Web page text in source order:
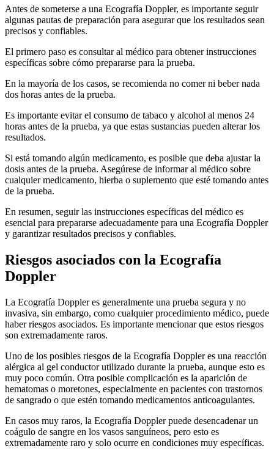
Antes de someterse a una Ecografía Doppler, es importante seguir
algunas pautas de preparación para asegurar que los resultados sean
precisos y confiables.
El primero paso es consultar al médico para obtener instrucciones
específicas sobre cómo prepararse para la prueba.
En la mayoría de los casos, se recomienda no comer ni beber nada
dos horas antes de la prueba.
Es importante evitar el consumo de tabaco y alcohol al menos 24
horas antes de la prueba, ya que estas sustancias pueden alterar los
resultados.
Si está tomando algún medicamento, es posible que deba ajustar la
dosis antes de la prueba. Asegúrese de informar al médico sobre
cualquier medicamento, hierba o suplemento que esté tomando antes
de la prueba.
En resumen, seguir las instrucciones específicas del médico es
esencial para prepararse adecuadamente para una Ecografía Doppler
y garantizar resultados precisos y confiables.
Riesgos asociados con la Ecografía
Doppler
La Ecografía Doppler es generalmente una prueba segura y no
invasiva, sin embargo, como cualquier procedimiento médico, puede
haber riesgos asociados. Es importante mencionar que estos riesgos
son extremadamente raros.
Uno de los posibles riesgos de la Ecografía Doppler es una reacción
alérgica al gel conductor utilizado durante la prueba, aunque esto es
muy poco común. Otra posible complicación es la aparición de
hematomas o moretones, especialmente en pacientes con trastornos
de sangrado o que estén tomando medicamentos anticoagulantes.
En casos muy raros, la Ecografía Doppler puede desencadenar un
coágulo de sangre en los vasos sanguíneos, pero esto es
extremadamente raro y solo ocurre en condiciones muy específicas.